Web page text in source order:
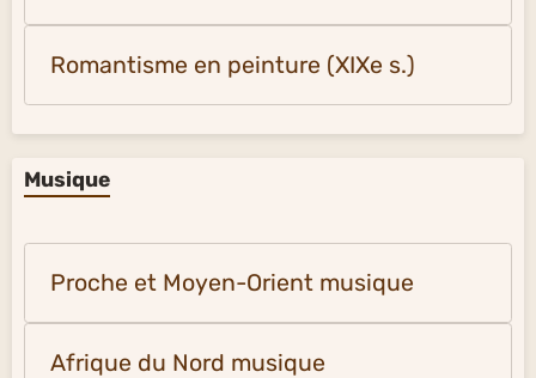
Romantisme en peinture (XIXe s.)
Musique
Proche et Moyen-Orient musique
Afrique du Nord musique